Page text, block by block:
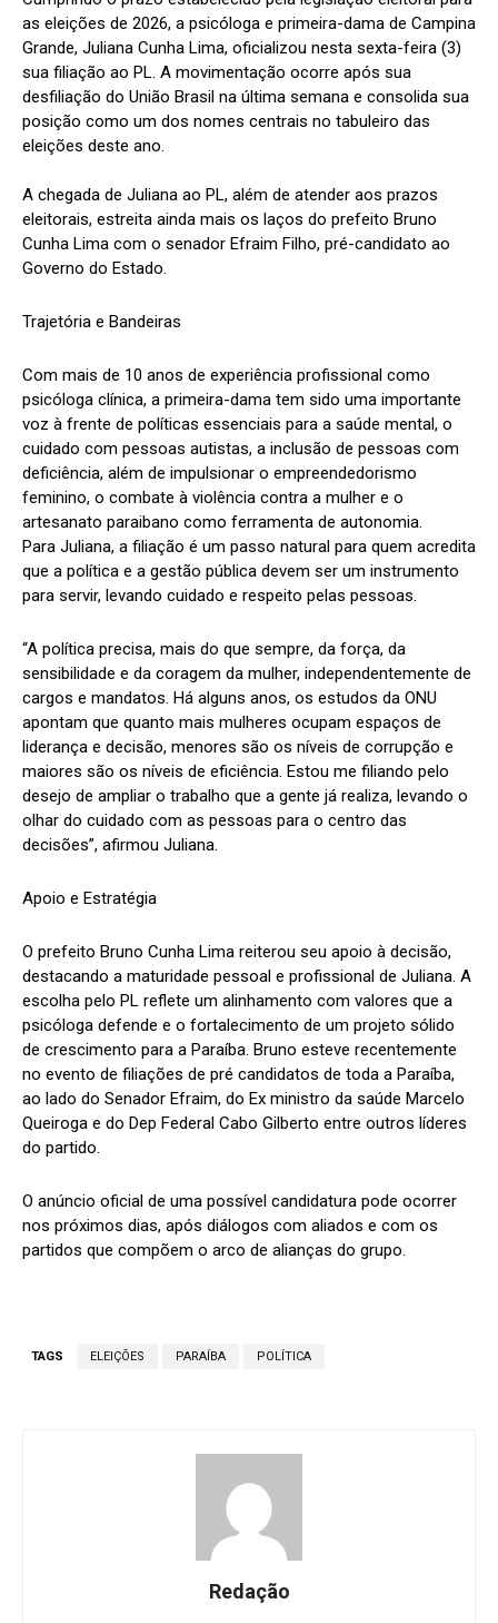
as eleições de 2026, a psicóloga e primeira-dama de Campina
Grande, Juliana Cunha Lima, oficializou nesta sexta-feira (3)
sua filiação ao PL. A movimentação ocorre após sua
desfiliação do União Brasil na última semana e consolida sua
posição como um dos nomes centrais no tabuleiro das
eleições deste ano.
A chegada de Juliana ao PL, além de atender aos prazos
eleitorais, estreita ainda mais os laços do prefeito Bruno
Cunha Lima com o senador Efraim Filho, pré-candidato ao
Governo do Estado.
Trajetória e Bandeiras
Com mais de 10 anos de experiência profissional como
psicóloga clínica, a primeira-dama tem sido uma importante
voz à frente de políticas essenciais para a saúde mental, o
cuidado com pessoas autistas, a inclusão de pessoas com
deficiência, além de impulsionar o empreendedorismo
feminino, o combate à violência contra a mulher e o
artesanato paraibano como ferramenta de autonomia.
Para Juliana, a filiação é um passo natural para quem acredita
que a política e a gestão pública devem ser um instrumento
para servir, levando cuidado e respeito pelas pessoas.
“A política precisa, mais do que sempre, da força, da
sensibilidade e da coragem da mulher, independentemente de
cargos e mandatos. Há alguns anos, os estudos da ONU
apontam que quanto mais mulheres ocupam espaços de
liderança e decisão, menores são os níveis de corrupção e
maiores são os níveis de eficiência. Estou me filiando pelo
desejo de ampliar o trabalho que a gente já realiza, levando o
olhar do cuidado com as pessoas para o centro das
decisões”, afirmou Juliana.
Apoio e Estratégia
O prefeito Bruno Cunha Lima reiterou seu apoio à decisão,
destacando a maturidade pessoal e profissional de Juliana. A
escolha pelo PL reflete um alinhamento com valores que a
psicóloga defende e o fortalecimento de um projeto sólido
de crescimento para a Paraíba. Bruno esteve recentemente
no evento de filiações de pré candidatos de toda a Paraíba,
ao lado do Senador Efraim, do Ex ministro da saúde Marcelo
Queiroga e do Dep Federal Cabo Gilberto entre outros líderes
do partido.
O anúncio oficial de uma possível candidatura pode ocorrer
nos próximos dias, após diálogos com aliados e com os
partidos que compõem o arco de alianças do grupo.
TAGS ELEIÇÕES PARAÍBA POLÍTICA
Redação